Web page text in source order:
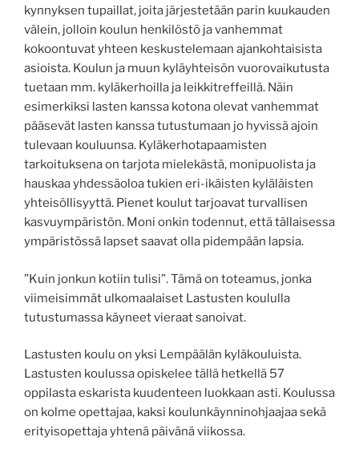
kynnyksen tupaillat, joita järjestetään parin kuukauden
välein, jolloin koulun henkilöstö ja vanhemmat
kokoontuvat yhteen keskustelemaan ajankohtaisista
asioista. Koulun ja muun kyläyhteisön vuorovaikutusta
tuetaan mm. kyläkerhoilla ja leikkitreffeillä. Näin
esimerkiksi lasten kanssa kotona olevat vanhemmat
pääsevät lasten kanssa tutustumaan jo hyvissä ajoin
tulevaan kouluunsa. Kyläkerhotapaamisten
tarkoituksena on tarjota mielekästä, monipuolista ja
hauskaa yhdessäoloa tukien eri-ikäisten kyläläisten
yhteisöllisyyttä. Pienet koulut tarjoavat turvallisen
kasvuympäristön. Moni onkin todennut, että tällaisessa
ympäristössä lapset saavat olla pidempään lapsia.
”Kuin jonkun kotiin tulisi”. Tämä on toteamus, jonka
viimeisimmät ulkomaalaiset Lastusten koululla
tutustumassa käyneet vieraat sanoivat.
Lastusten koulu on yksi Lempäälän kyläkouluista.
Lastusten koulussa opiskelee tällä hetkellä 57
oppilasta eskarista kuudenteen luokkaan asti. Koulussa
on kolme opettajaa, kaksi koulunkäynninohjaajaa sekä
erityisopettaja yhtenä päivänä viikossa.